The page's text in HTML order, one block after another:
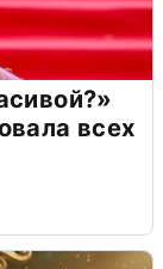
всех